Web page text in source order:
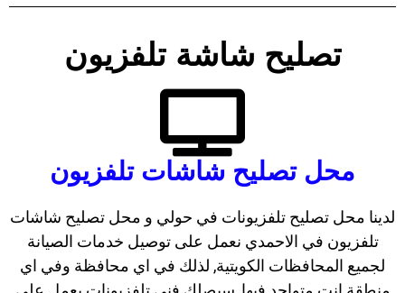
تصليح شاشة تلفزيون
محل تصليح شاشات تلفزيون
لدينا محل تصليح تلفزيونات في حولي و محل تصليح شاشات
تلفزيون في الاحمدي نعمل على توصيل خدمات الصيانة
لجميع المحافظات الكويتية, لذلك في اي محافظة وفي اي